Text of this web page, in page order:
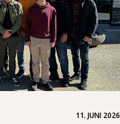
11. JUNI 2026